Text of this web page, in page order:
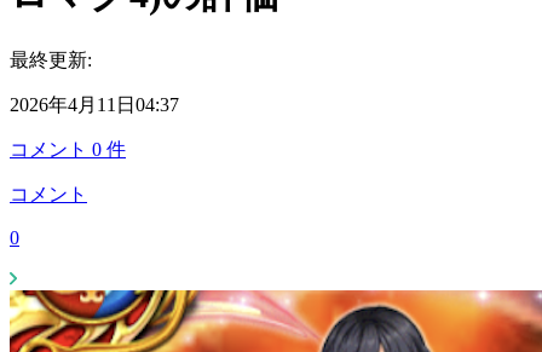
最終更新:
2026年4月11日04:37
コメント 0 件
コメント
0